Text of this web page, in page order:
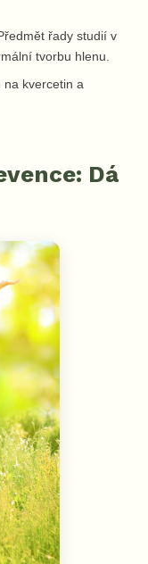
řady studií v
tvorbu hlenu.
na kvercetin a
Dá